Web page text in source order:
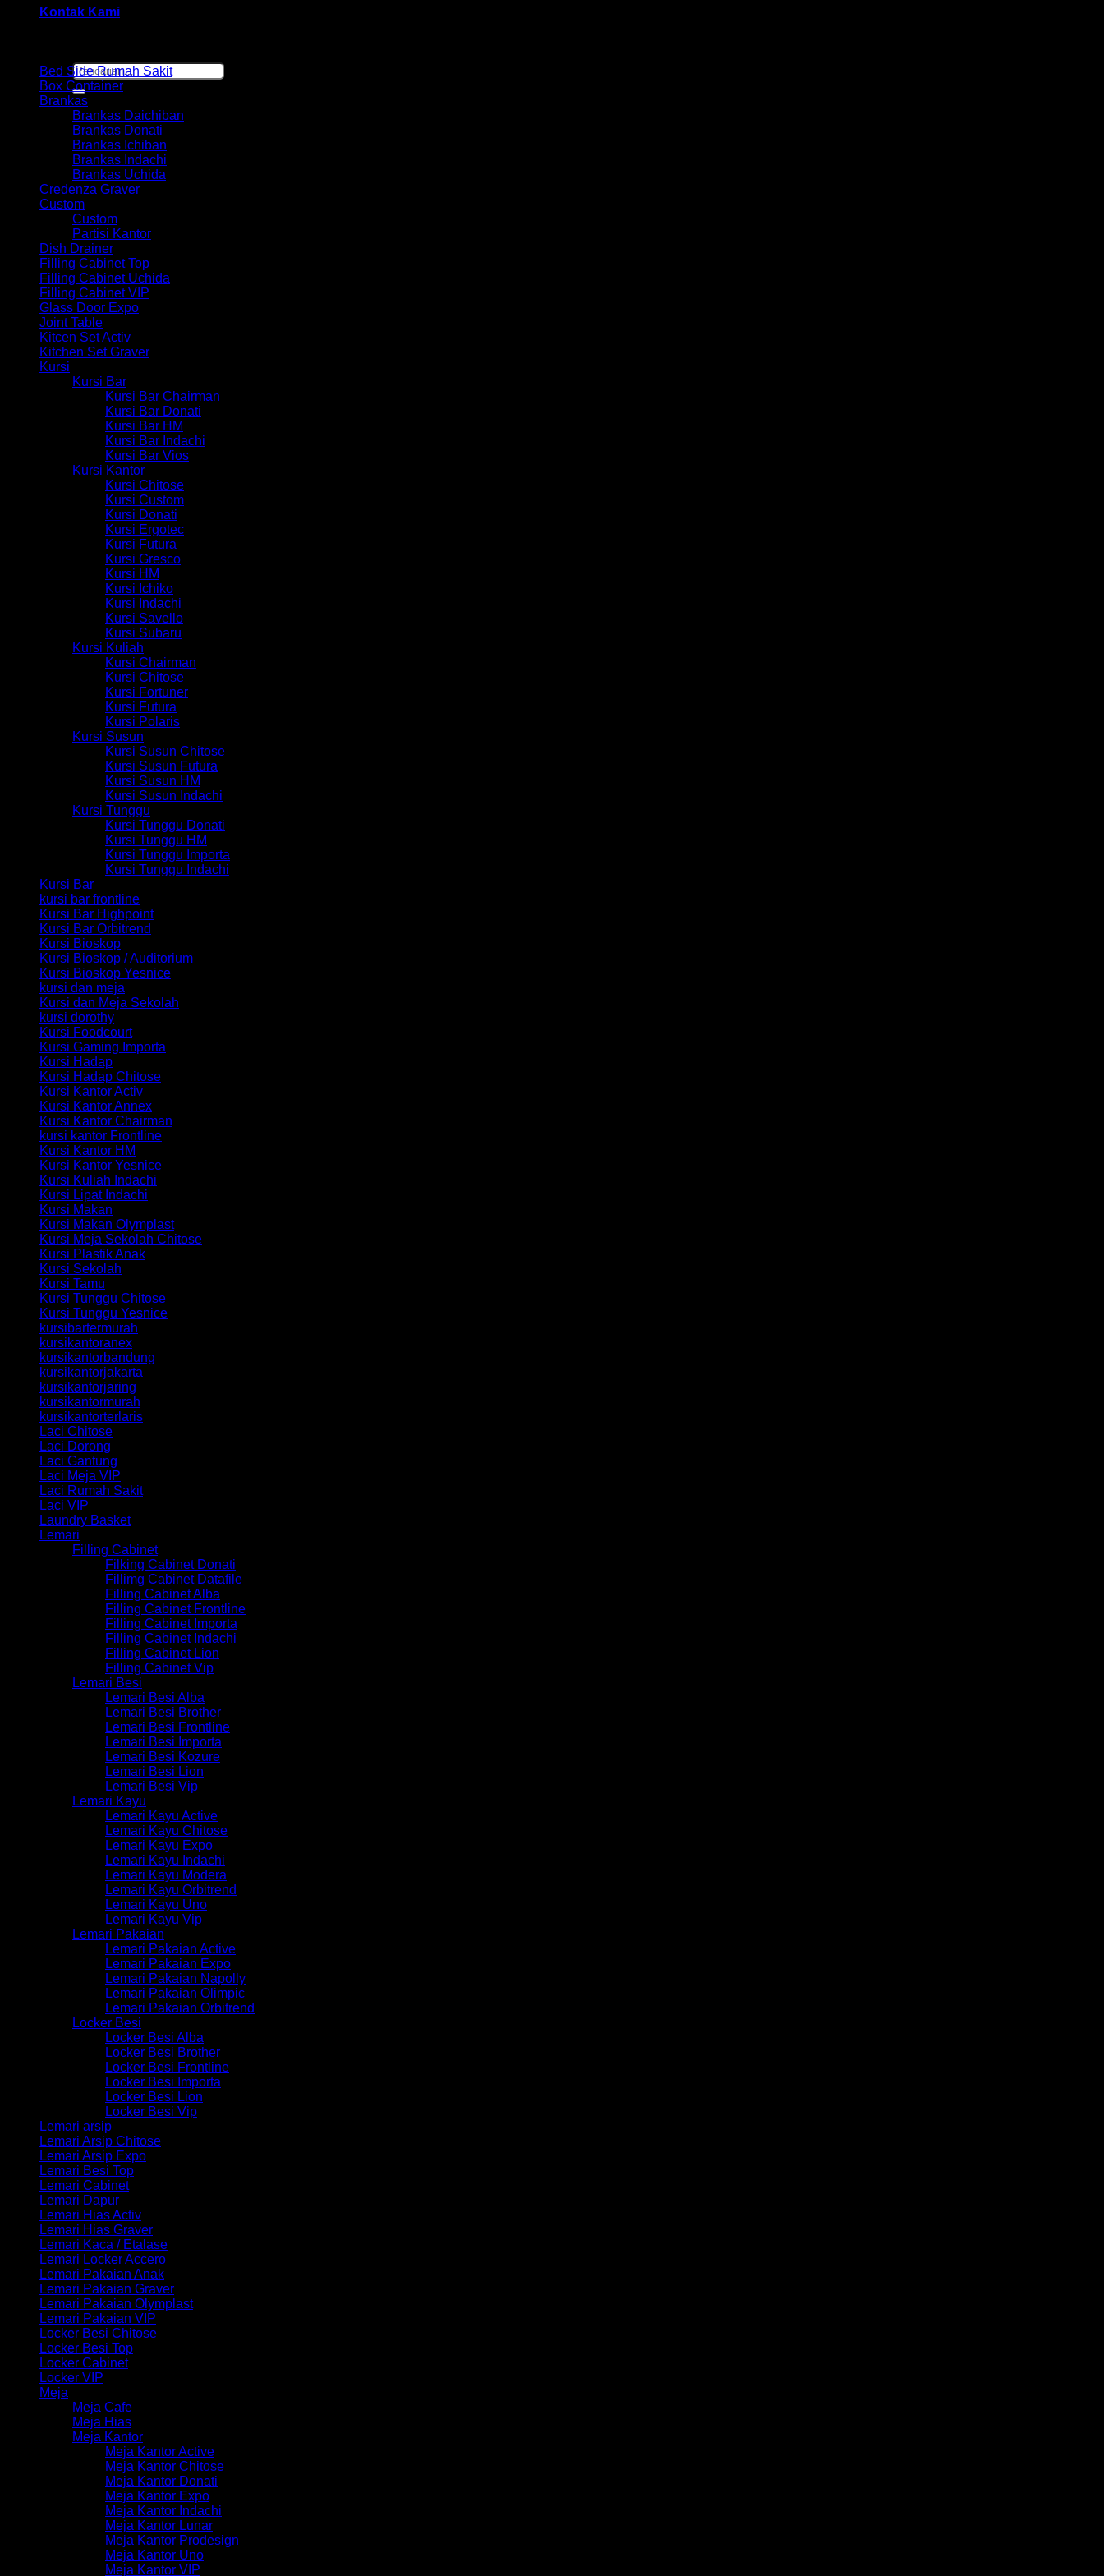
Kontak Kami
Pencarian
untuk:
Bed Side Rumah Sakit
Box Container
Brankas
Brankas Daichiban
Brankas Donati
Brankas Ichiban
Brankas Indachi
Brankas Uchida
Credenza Graver
Custom
Custom
Partisi Kantor
Dish Drainer
Filling Cabinet Top
Filling Cabinet Uchida
Filling Cabinet VIP
Glass Door Expo
Joint Table
Kitcen Set Activ
Kitchen Set Graver
Kursi
Kursi Bar
Kursi Bar Chairman
Kursi Bar Donati
Kursi Bar HM
Kursi Bar Indachi
Kursi Bar Vios
Kursi Kantor
Kursi Chitose
Kursi Custom
Kursi Donati
Kursi Ergotec
Kursi Futura
Kursi Gresco
Kursi HM
Kursi Ichiko
Kursi Indachi
Kursi Savello
Kursi Subaru
Kursi Kuliah
Kursi Chairman
Kursi Chitose
Kursi Fortuner
Kursi Futura
Kursi Polaris
Kursi Susun
Kursi Susun Chitose
Kursi Susun Futura
Kursi Susun HM
Kursi Susun Indachi
Kursi Tunggu
Kursi Tunggu Donati
Kursi Tunggu HM
Kursi Tunggu Importa
Kursi Tunggu Indachi
Kursi Bar
kursi bar frontline
Kursi Bar Highpoint
Kursi Bar Orbitrend
Kursi Bioskop
Kursi Bioskop / Auditorium
Kursi Bioskop Yesnice
kursi dan meja
Kursi dan Meja Sekolah
kursi dorothy
Kursi Foodcourt
Kursi Gaming Importa
Kursi Hadap
Kursi Hadap Chitose
Kursi Kantor Activ
Kursi Kantor Annex
Kursi Kantor Chairman
kursi kantor Frontline
Kursi Kantor HM
Kursi Kantor Yesnice
Kursi Kuliah Indachi
Kursi Lipat Indachi
Kursi Makan
Kursi Makan Olymplast
Kursi Meja Sekolah Chitose
Kursi Plastik Anak
Kursi Sekolah
Kursi Tamu
Kursi Tunggu Chitose
Kursi Tunggu Yesnice
kursibartermurah
kursikantoranex
kursikantorbandung
kursikantorjakarta
kursikantorjaring
kursikantormurah
kursikantorterlaris
Laci Chitose
Laci Dorong
Laci Gantung
Laci Meja VIP
Laci Rumah Sakit
Laci VIP
Laundry Basket
Lemari
Filling Cabinet
Filking Cabinet Donati
Fillimg Cabinet Datafile
Filling Cabinet Alba
Filling Cabinet Frontline
Filling Cabinet Importa
Filling Cabinet Indachi
Filling Cabinet Lion
Filling Cabinet Vip
Lemari Besi
Lemari Besi Alba
Lemari Besi Brother
Lemari Besi Frontline
Lemari Besi Importa
Lemari Besi Kozure
Lemari Besi Lion
Lemari Besi Vip
Lemari Kayu
Lemari Kayu Active
Lemari Kayu Chitose
Lemari Kayu Expo
Lemari Kayu Indachi
Lemari Kayu Modera
Lemari Kayu Orbitrend
Lemari Kayu Uno
Lemari Kayu Vip
Lemari Pakaian
Lemari Pakaian Active
Lemari Pakaian Expo
Lemari Pakaian Napolly
Lemari Pakaian Olimpic
Lemari Pakaian Orbitrend
Locker Besi
Locker Besi Alba
Locker Besi Brother
Locker Besi Frontline
Locker Besi Importa
Locker Besi Lion
Locker Besi Vip
Lemari arsip
Lemari Arsip Chitose
Lemari Arsip Expo
Lemari Besi Top
Lemari Cabinet
Lemari Dapur
Lemari Hias Activ
Lemari Hias Graver
Lemari Kaca / Etalase
Lemari Locker Accero
Lemari Pakaian Anak
Lemari Pakaian Graver
Lemari Pakaian Olymplast
Lemari Pakaian VIP
Locker Besi Chitose
Locker Besi Top
Locker Cabinet
Locker VIP
Meja
Meja Cafe
Meja Hias
Meja Kantor
Meja Kantor Active
Meja Kantor Chitose
Meja Kantor Donati
Meja Kantor Expo
Meja Kantor Indachi
Meja Kantor Lunar
Meja Kantor Prodesign
Meja Kantor Uno
Meja Kantor VIP